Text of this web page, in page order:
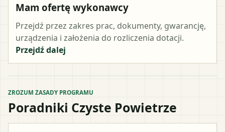
Mam ofertę wykonawcy
Przejdź przez zakres prac, dokumenty, gwarancję,
urządzenia i założenia do rozliczenia dotacji.
Przejdź dalej
ZROZUM ZASADY PROGRAMU
Poradniki Czyste Powietrze